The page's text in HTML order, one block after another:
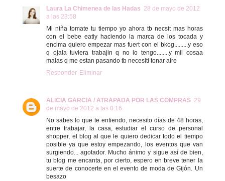
Laura La Chimenea de las Hadas 28 de mayo de 2012
a las 23:58
Mi niña tomate tu tiempo yo ahora tb necsit mas horas
con el bebe eatiy haciendo la marca de los tocada y
encima quiero empezar mas fuert con el bkog.........y eso
q ojala tuviera trabajin q no lo tengo........y mil cosaa
malas q me estan pasando tb necesiti tonar aire
Responder Eliminar
ALICIA GARCIA / ATRAPADA POR LAS COMPRAS 29
de mayo de 2012 a las 0:16
No sabes lo que te entiendo, necesito días de 48 horas,
entre trabajar, la casa, estudiar el curso de personal
shopper, el blog al que le quiero dedicar todo el tiempo
posible ya que estoy empezando, los eventos que van
surgiendo... agotador. Mucho ánimo y sigue así de bien,
tu blog me encanta, por cierto, espero en breve tener la
suerte de conocerte en el evento de moda de Gijón. Un
besazo